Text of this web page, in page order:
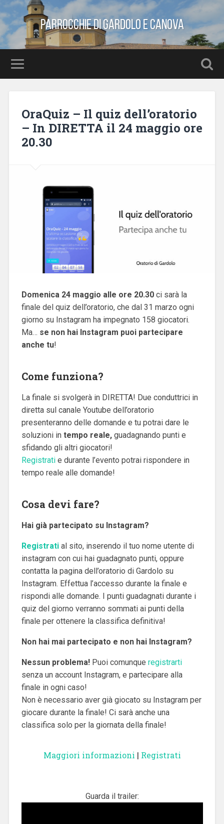
Parrocchie di Gardolo e Canova
OraQuiz – Il quiz dell’oratorio
– In DIRETTA il 24 maggio ore
20.30
Domenica 24 maggio alle ore 20.30ci sarà la
finale del quiz dell’oratorio, che dal 31 marzo ogni
giorno su Instagram ha impegnato 158 giocatori.
Ma… se non hai Instagram puoi partecipare
anche tu!
Come funziona?
La finale si svolgerà in DIRETTA! Due conduttrici in
diretta sul canale Youtube dell’oratorio
presenteranno delle domande e tu potrai dare le
soluzioni in tempo reale, guadagnando punti e
sfidando gli altri giocatori!
Registratie durante l’evento potrai rispondere in
tempo reale alle domande!
Cosa devi fare?
Hai già partecipato su Instagram?
Registratial sito, inserendo il tuo nome utente di
instagram con cui hai guadagnato punti, oppure
contatta la pagina dell’oratorio di Gardolo su
Instagram. Effettua l’accesso durante la finale e
rispondi alle domande. I punti guadagnati durante i
quiz del giorno verranno sommati ai punti della
finale per ottenere la classifica definitiva!
Non hai mai partecipato e non hai Instagram?
Nessun problema!Puoi comunque registrarti
senza un account Instagram, e partecipare alla
finale in ogni caso!
Non è necessario aver già giocato su Instagram per
giocare durante la finale! Ci sarà anche una
classifica solo per la giornata della finale!
Maggiori informazioni | Registrati
Guarda il trailer: